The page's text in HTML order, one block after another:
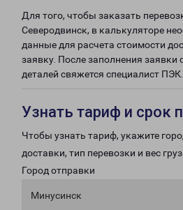
Для того, чтобы заказать
Северодвинск, в калькуляторе
данные для расчета стоимости
заявку. После заполнения заявки
деталей свяжется специалист ПЭК.
Узнать тариф и срок
Чтобы узнать тариф, укажите
доставки, тип перевозки и вес
Город отправки
Минусинск